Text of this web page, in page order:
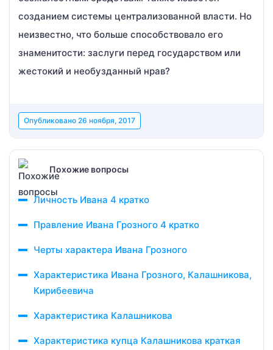
созданием системы централизованной власти. Но
неизвестно, что больше способствовало его
знаменитости: заслуги перед государством или
жестокий и необузданный нрав?
Опубликовано 26 ноября, 2017
Похожие вопросы
Личность Ивана 4 кратко
Правление Ивана Грозного 4 кратко
Черты характера Ивана Грозного
Характеристика Ивана Грозного, Калашникова,
Кирибеевича
Характеристика Калашникова
Характеристика купца Калашникова краткая